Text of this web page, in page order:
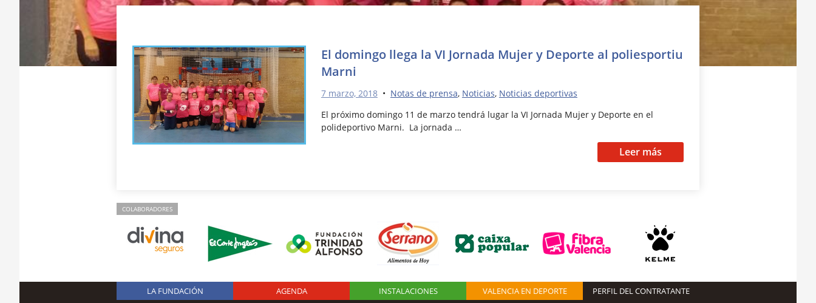
El domingo llega la VI Jornada Mujer y Deporte al poliesportiu
Marni
7 marzo, 2018• Notas de prensa, Noticias, Noticias deportivas
El próximo domingo 11 de marzo tendrá lugar la VI Jornada Mujer y Deporte en el
polideportivo Marni. La jornada …
Leer más
COLABORADORES
Logo Fundación
LA FUNDACIÓN AGENDA INSTALACIONES VALENCIA EN DEPORTE
PERFIL DEL CONTRATANTE